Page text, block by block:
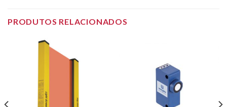
PRODUTOS RELACIONADOS